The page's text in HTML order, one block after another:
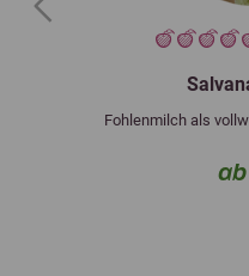
Fohlenmilch als
Previous